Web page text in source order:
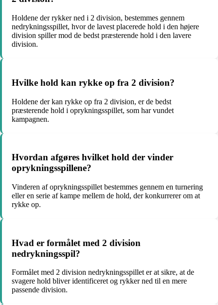
Holdene der rykker ned i 2 division, bestemmes gennem
nedrykningsspillet, hvor de lavest placerede hold i den højere
division spiller mod de bedst præsterende hold i den lavere
division.
Hvilke hold kan rykke op fra 2 division?
Holdene der kan rykke op fra 2 division, er de bedst
præsterende hold i oprykningsspillet, som har vundet
kampagnen.
Hvordan afgøres hvilket hold der vinder
oprykningsspillene?
Vinderen af oprykningsspillet bestemmes gennem en turnering
eller en serie af kampe mellem de hold, der konkurrerer om at
rykke op.
Hvad er formålet med 2 division
nedrykningsspil?
Formålet med 2 division nedrykningsspillet er at sikre, at de
svagere hold bliver identificeret og rykker ned til en mere
passende division.